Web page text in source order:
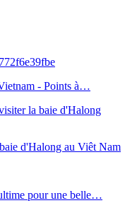
- Points à…
d'Halong au Viêt Nam
pour une belle…